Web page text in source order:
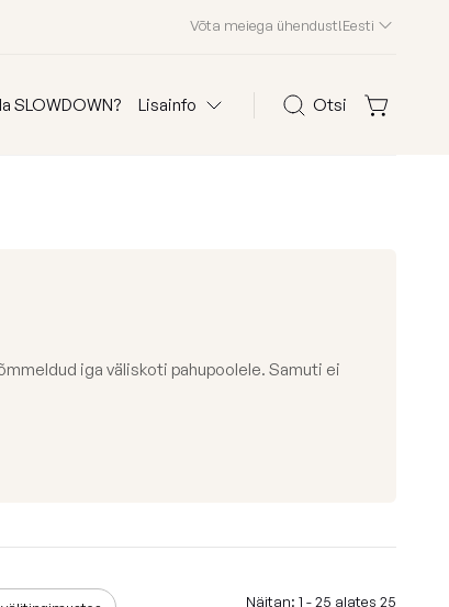
Võta meiega ühendust!Eesti
SLOWDOWN? Lisainfo Otsi
Osta kanga järgi
Lure luxe
iga väliskoti pahupoolele. Samuti ei
Näitan: 1 - 25 alates 25